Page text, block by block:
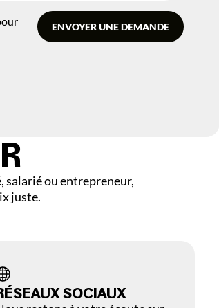
salarié ou entrepreneur,
juste.
SOCIAUX